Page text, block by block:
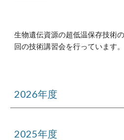
生物遺伝資源の超低温保存技術
回の技術講習会を行っています。
2026年度
2025年度